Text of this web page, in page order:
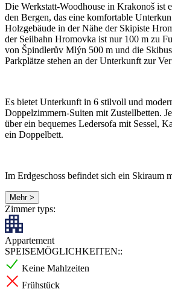
Die Werkstatt-Woodhouse in Krakonoš ist
den Bergen, das eine komfortable
Holzgebäude in der Nähe der Skipiste
der Seilbahn Hromovka ist nur 100 m zu
von Špindlerův Mlýn 500 m und die
Parkplätze stehen an der Unterkunft zur
Es bietet Unterkunft in 6 stilvoll und
Doppelzimmern-Suiten mit Zustellbetten.
über ein bequemes Ledersofa mit Sessel,
ein Doppelbett.
Im Erdgeschoss befindet sich ein Skiraum
Mehr >
Zimmer typs:
Appartement
SPEISEMÖGLICHKEITEN::
Keine Mahlzeiten
Frühstück